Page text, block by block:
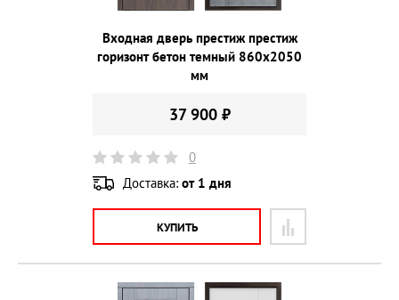
Входная дверь престиж престиж
горизонт бетон темный 860х2050
мм
37 900 ₽
0
Доставка: от 1 дня
КУПИТЬ